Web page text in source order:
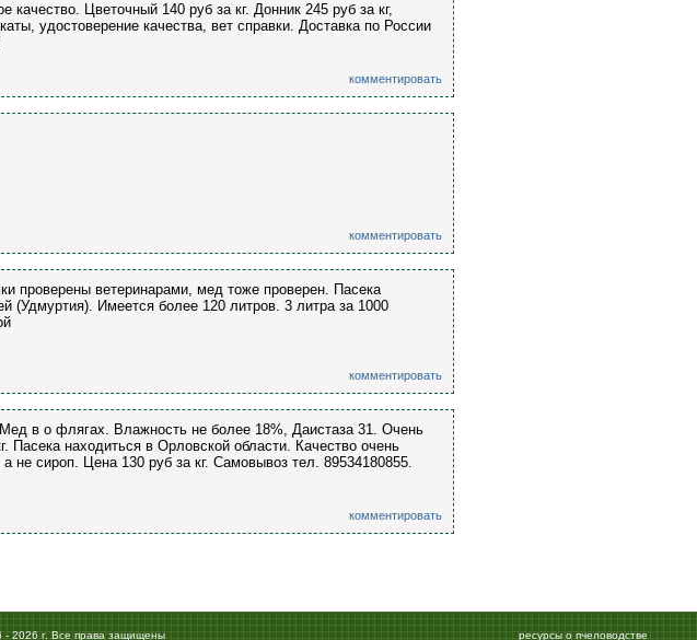
Цветочный 140 руб за кг. Донник 245 руб за кг,
удостоверение качества, вет справки. Доставка по России
комментировать
комментировать
проверены ветеринарами, мед тоже проверен. Пасека
(Удмуртия). Имеется более 120 литров. 3 литра за 1000
комментировать
в о флягах. Влажность не более 18%, Даистаза 31. Очень
Пасека находиться в Орловской области. Качество очень
сироп. Цена 130 руб за кг. Самовывоз тел. 89534180855.
комментировать
- 2026 г. Все права защищены ресурсы о пчеловодстве